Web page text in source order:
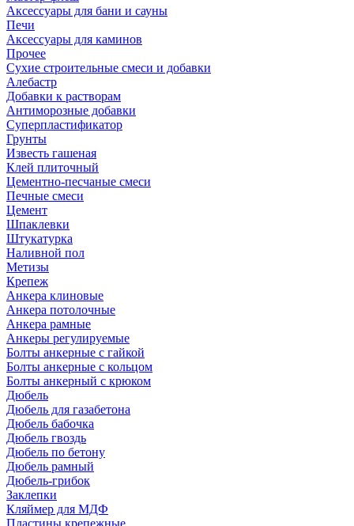
Аксессуары для бани и сауны
Печи
Аксессуары для каминов
Прочее
Сухие строительные смеси и добавки
Алебастр
Добавки к растворам
Антиморозные добавки
Суперпластификатор
Грунты
Известь гашеная
Клей плиточный
Цементно-песчаные смеси
Печные смеси
Цемент
Шпаклевки
Штукатурка
Наливной пол
Метизы
Крепеж
Анкера клиновые
Анкера потолочные
Анкера рамные
Анкеры регулируемые
Болты анкерные с гайкой
Болты анкерные с кольцом
Болты анкерный с крюком
Дюбель
Дюбель для газабетона
Дюбель бабочка
Дюбель гвоздь
Дюбель по бетону
Дюбель рамный
Дюбель-грибок
Заклепки
Кляймер для МДФ
Пластины крепежные